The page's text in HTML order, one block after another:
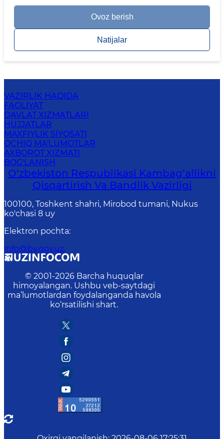
Ovoz berish
Natijalar
VAZIRLIK HAQIDA
FAOLIYAT
DAVLAT XIZMATLARI
HUJJATLAR
MAXFIYLIK SIYOSATI
OCHIQ MA'LUMOTLAR
AXBOROT XIZMATI
BOG'LANISH
O‘zbekiston Respublikasi Kambag‘allikni
Qisqartirish Va Bandlik Vazirligi
100100, Toshkent shahri, Mirobod tumani, Nukus
ko'chasi 8 uy
Elektron pochta:
info@bv.gov.uz.
© 2001-2026 Barcha huquqlar
himoyalangan. Ushbu veb-saytdagi
ma’lumotlardan foydalanganda havola
ko‘rsatilishi shart.